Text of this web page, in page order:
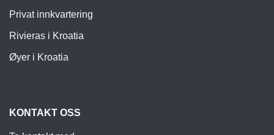
Privat innkvartering
Rivieras i Kroatia
Øyer i Kroatia
KONTAKT OSS